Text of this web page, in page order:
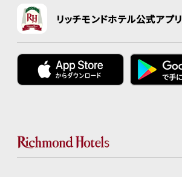
リッチモンドホテル公式アプリ